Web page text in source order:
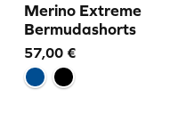
Merino Extreme
Bermudashorts
57,00 €